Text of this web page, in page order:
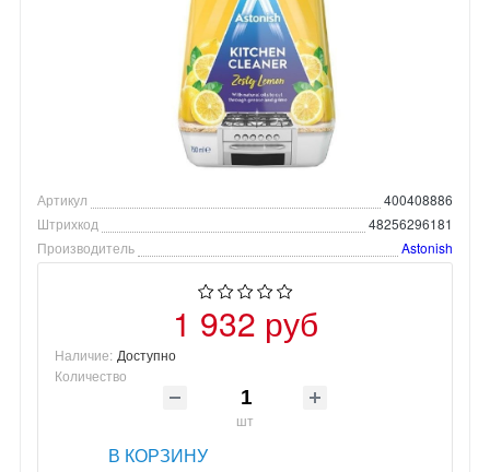
Артикул
400408886
Штрихкод
48256296181
Производитель
Astonish
1 932 руб
Наличие: Доступно
Количество
шт
В КОРЗИНУ